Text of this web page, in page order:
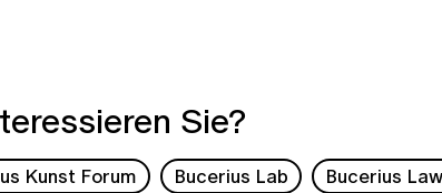
Sie?
Kunst Forum Bucerius Lab Bucerius